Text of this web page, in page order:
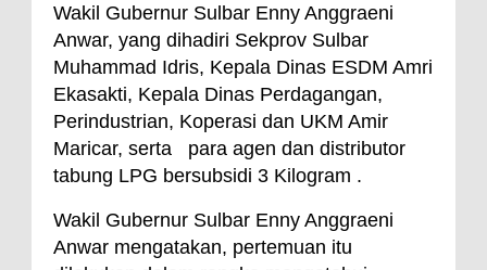
Wakil Gubernur Sulbar Enny Anggraeni
Anwar, yang dihadiri Sekprov Sulbar
Muhammad Idris, Kepala Dinas ESDM Amri
Ekasakti, Kepala Dinas Perdagangan,
Perindustrian, Koperasi dan UKM Amir
Maricar, serta para agen dan distributor
tabung LPG bersubsidi 3 Kilogram .
Wakil Gubernur Sulbar Enny Anggraeni
Anwar mengatakan, pertemuan itu